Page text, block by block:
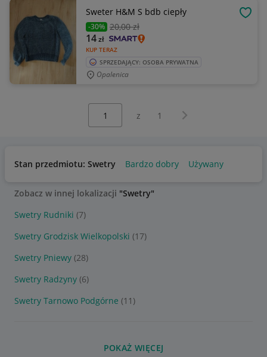
Sweter H&M S bdb ciepły
-30% 20,00 zł
KUP TERAZ
14zł
SPRZEDAJĄCY: OSOBA PRYWATNA
Opalenica
z 1 Następna strona
Stan przedmiotu: Swetry Bardzo dobry Używany
Zobacz w innej lokalizacji "Swetry"
Swetry Rudniki (7)
Swetry Grodzisk Wielkopolski (17)
Swetry Pniewy (28)
Swetry Radzyny (6)
Swetry Tarnowo Podgórne (11)
POKAŻ WIĘCEJ